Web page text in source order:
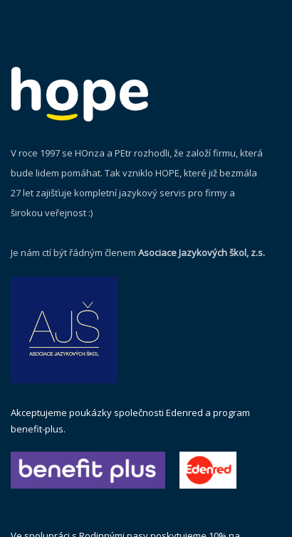
V roce 1997 se HOnza a PEtr rozhodli, že založí firmu, která
bude lidem pomáhat. Tak vzniklo HOPE, které již bezmála
27 let zajišťuje kompletní jazykový servis pro firmy a
širokou veřejnost :)
Je nám ctí být řádným členem Asociace Jazykových škol, z.s.
Akceptujeme poukázky společnosti Edenred a program
benefit-plus.